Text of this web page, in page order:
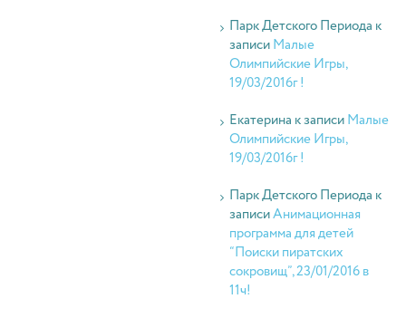
Парк Детского Периода к
записиМалые
Олимпийские Игры,
19/03/2016г !
Екатерина к записиМалые
Олимпийские Игры,
19/03/2016г !
Парк Детского Периода к
записиАнимационная
программа для детей
“Поиски пиратских
сокровищ”, 23/01/2016 в
11ч!